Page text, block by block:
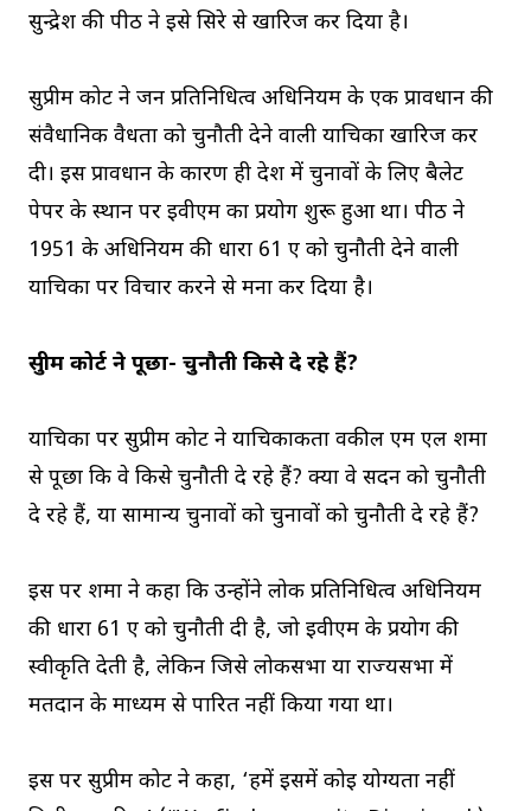
सुन्द्रेश की पीठ ने इसे सिरे से खारिज कर दिया है।
सुप्रीम कोर्ट ने जन प्रतिनिधित्व अधिनियम के एक प्रावधान की
संवैधानिक वैधता को चुनौती देने वाली याचिका खारिज कर
दी। इस प्रावधान के कारण ही देश में चुनावों के लिए बैलेट
पेपर के स्थान पर ईवीएम का प्रयोग शुरू हुआ था। पीठ ने
1951 के अधिनियम की धारा 61 ए को चुनौती देने वाली
याचिका पर विचार करने से मना कर दिया है।
सुप्रीम कोर्ट ने पूछा- चुनौती किसे दे रहे हैं?
याचिका पर सुप्रीम कोर्ट ने याचिकाकर्ता वकील एम एल शर्मा
से पूछा कि वे किसे चुनौती दे रहे हैं? क्या वे सदन को चुनौती
दे रहे हैं, या सामान्य चुनावों को चुनावों को चुनौती दे रहे हैं?
इस पर शर्मा ने कहा कि उन्होंने लोक प्रतिनिधित्व अधिनियम
की धारा 61 ए को चुनौती दी है, जो ईवीएम के प्रयोग की
स्वीकृति देती है, लेकिन जिसे लोकसभा या राज्यसभा में
मतदान के माध्यम से पारित नहीं किया गया था।
इस पर सुप्रीम कोर्ट ने कहा, ‘हमें इसमें कोई योग्यता नहीं